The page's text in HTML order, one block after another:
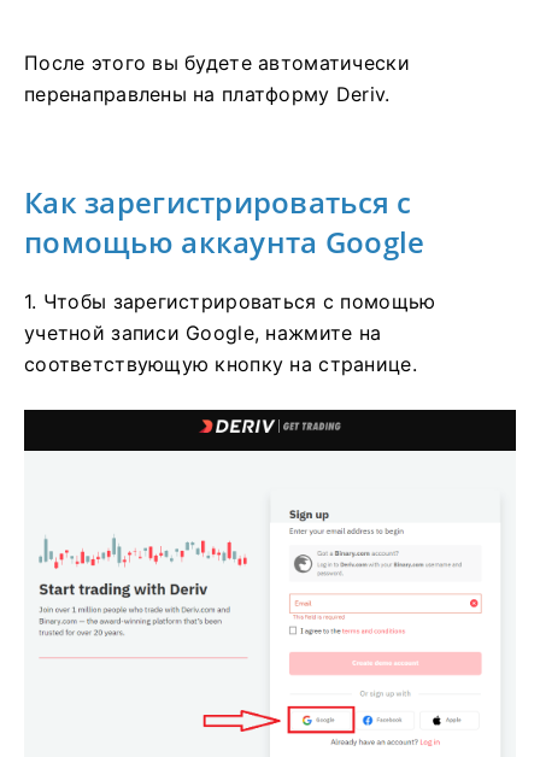
После этого вы будете автоматически
перенаправлены на платформу Deriv.
Как зарегистрироваться с
помощью аккаунта Google
1. Чтобы зарегистрироваться с помощью
учетной записи Google, нажмите на
соответствующую кнопку на странице.